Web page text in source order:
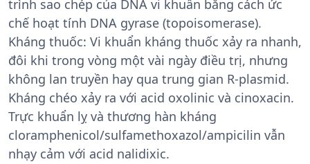
trình sao chép của DNA vi khuẩn bằng cách ức
chế hoạt tính DNA gyrase (topoisomerase).
Kháng thuốc: Vi khuẩn kháng thuốc xảy ra nhanh,
đôi khi trong vòng một vài ngày điều trị, nhưng
không lan truyền hay qua trung gian R-plasmid.
Kháng chéo xảy ra với acid oxolinic và cinoxacin.
Trực khuẩn lỵ và thương hàn kháng
cloramphenicol/sulfamethoxazol/ampicilin vẫn
nhạy cảm với acid nalidixic.